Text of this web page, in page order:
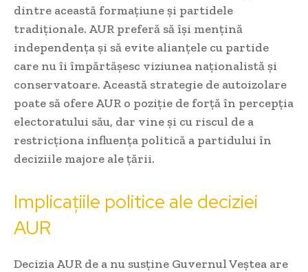
dintre această formațiune și partidele
tradiționale. AUR preferă să își mențină
independența și să evite alianțele cu partide
care nu îi împărtășesc viziunea naționalistă și
conservatoare. Această strategie de autoizolare
poate să ofere AUR o poziție de forță în percepția
electoratului său, dar vine și cu riscul de a
restricționa influența politică a partidului în
deciziile majore ale țării.
Implicațiile politice ale deciziei
AUR
Decizia AUR de a nu susține Guvernul Veștea are